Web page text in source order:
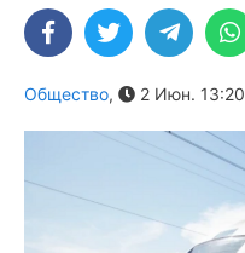
Общество, 2 Июн. 13:20